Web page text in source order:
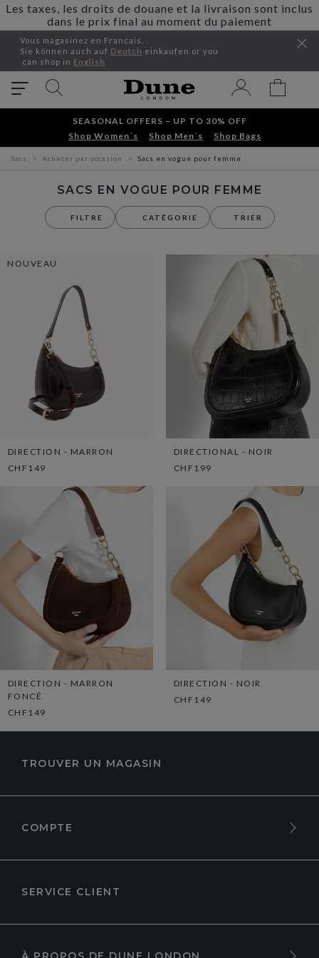
Les taxes, les droits de douane et la livraison sont inclus
dans le prix final au moment du paiement
Vous magasinez en Francais.
Sie können auch auf Deutch einkaufen or you
can shop in English
SEASONAL OFFERS – UP TO 30% OFF
Shop Women´s
Shop Men´s Shop Bags
Sacs Acheter par occasion Sacs en vogue pour femme
SACS EN VOGUE POUR FEMME
FILTRE CATÉGORIE TRIER
NOUVEAU
DIRECTION - MARRON
CHF149
DIRECTIONAL - NOIR
CHF199
DIRECTION - MARRON
FONCÉ
CHF149
DIRECTION - NOIR
CHF149
TROUVER UN MAGASIN
COMPTE
SERVICE CLIENT